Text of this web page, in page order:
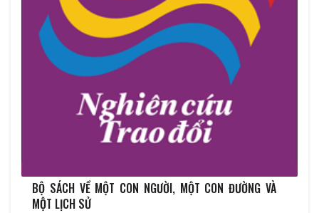
BỘ SÁCH VỀ MỘT CON NGƯỜI, MỘT CON ĐƯỜNG VÀ
MỘT LỊCH SỬ